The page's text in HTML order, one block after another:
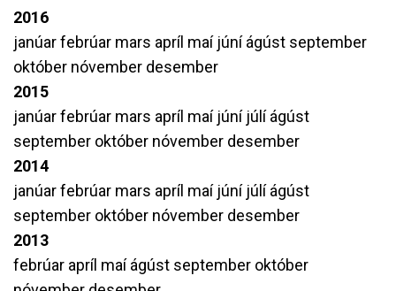
2016
janúarfebrúar mars apríl maí júníágúst september
október nóvember desember
2015
janúarfebrúar mars apríl maí júní júlíágúst
september október nóvember desember
2014
janúarfebrúar mars apríl maí júní júlíágúst
september október nóvember desember
2013
febrúar apríl maíágúst september október